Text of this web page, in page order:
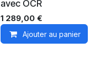
avec OCR
1 289,00 €
Ajouter au panier